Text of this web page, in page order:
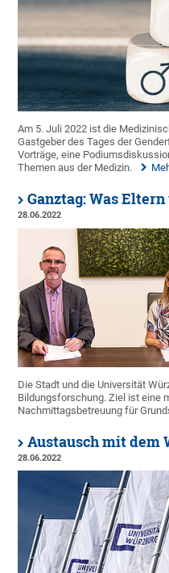
Am 5. Juli 2022 ist die
Gastgeber des Tages der
Vorträge, eine
Themen aus der Medizin.
Ganztag: Was
28.06.2022
Die Stadt und die Universität
Bildungsforschung. Ziel ist eine
Nachmittagsbetreuung für
Austausch mit dem
28.06.2022